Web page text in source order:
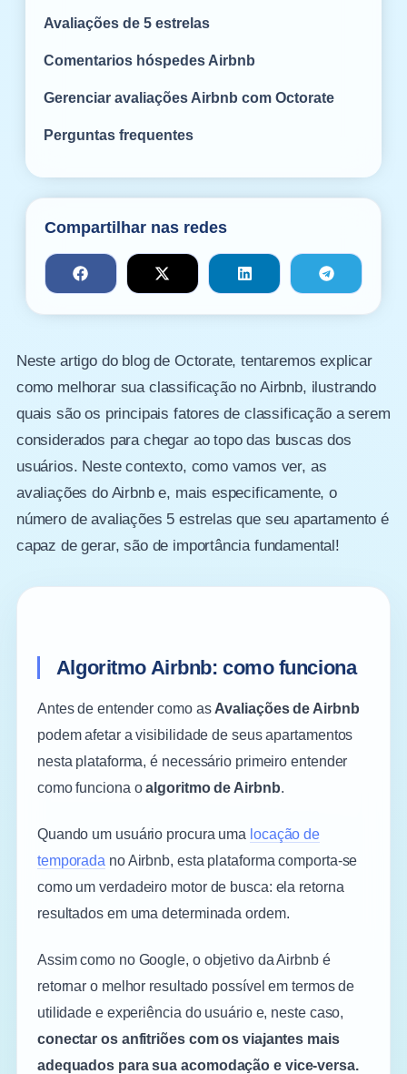
Avaliações de 5 estrelas
Comentarios hóspedes Airbnb
Gerenciar avaliações Airbnb com Octorate
Perguntas frequentes
Compartilhar nas redes
Neste artigo do blog de Octorate, tentaremos explicar
como melhorar sua classificação no Airbnb, ilustrando
quais são os principais fatores de classificação a serem
considerados para chegar ao topo das buscas dos
usuários. Neste contexto, como vamos ver, as
avaliações do Airbnb e, mais especificamente, o
número de avaliações 5 estrelas que seu apartamento é
capaz de gerar, são de importância fundamental!
Algoritmo Airbnb: como funciona
Antes de entender como as Avaliações de Airbnb
podem afetar a visibilidade de seus apartamentos
nesta plataforma, é necessário primeiro entender
como funciona oalgoritmo de Airbnb.
Quando um usuário procura uma locação de
temporada no Airbnb, esta plataforma comporta-se
como um verdadeiro motor de busca: ela retorna
resultados em uma determinada ordem.
Assim como no Google, o objetivo da Airbnb é
retornar o melhor resultado possível em termos de
utilidade e experiência do usuário e, neste caso,
conectar os anfitriões com os viajantes mais
adequados para sua acomodação e vice-versa.